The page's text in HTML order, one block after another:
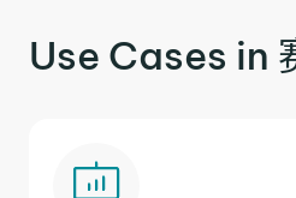
Use Cases in